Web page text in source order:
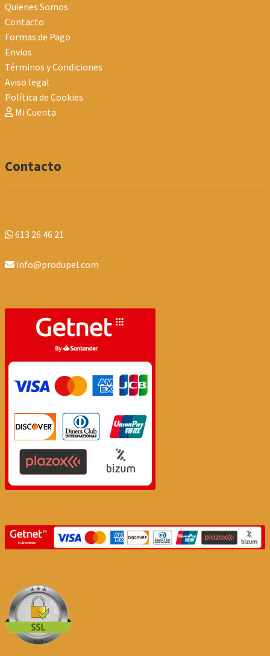
Quienes Somos
Contacto
Formas de Pago
Envios
Términos y Condiciones
Aviso legal
Política de Cookies
Mi Cuenta
Contacto
613 26 46 21
info@produpel.com